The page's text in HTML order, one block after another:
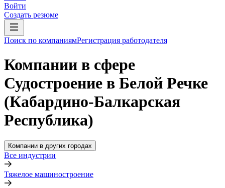
Войти
Создать резюме
Поиск по компаниямРегистрация работодателя
Компании в сфере
Судостроение в Белой Речке
(Кабардино-Балкарская
Республика)
Компании в других городах
Все индустрии
Тяжелое машиностроение